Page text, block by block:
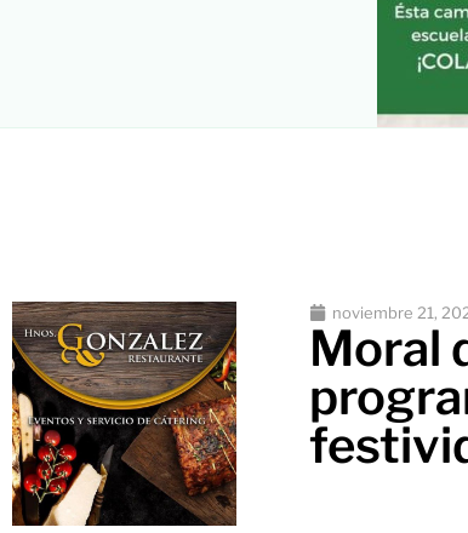
noviembre 21,
Moral